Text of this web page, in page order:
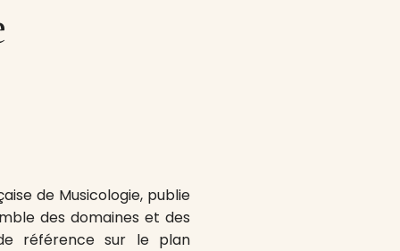
de Musicologie, publie
des domaines et des
référence sur le plan